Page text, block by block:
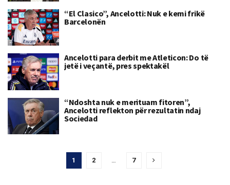
“El Clasico”, Ancelotti: Nuk e kemi frikë
Barcelonën
Ancelotti para derbit me Atleticon: Do të
jetë i veçantë, pres spektakël
“Ndoshta nuk e merituam fitoren”,
Ancelotti reflekton për rezultatin ndaj
Sociedad
1 2 … 7